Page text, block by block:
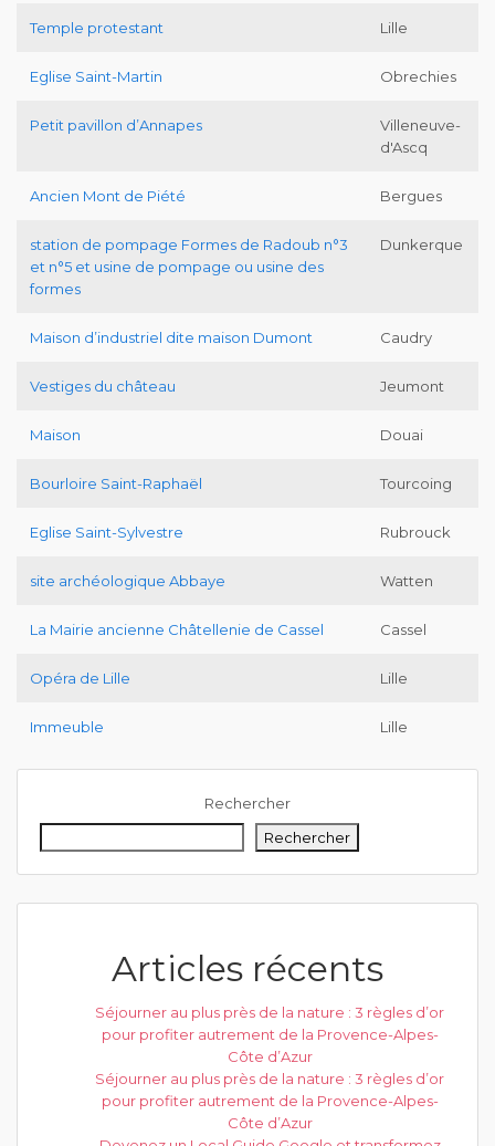
Temple protestant Lille
Eglise Saint-Martin Obrechies
Petit pavillon d’Annapes
Villeneuve-
d'Ascq
Ancien Mont de Piété Bergues
station de pompage Formes de Radoub n°3
et n°5 et usine de pompage ou usine des
formes
Dunkerque
Maison d’industriel dite maison Dumont Caudry
Vestiges du château Jeumont
Maison Douai
Bourloire Saint-Raphaël Tourcoing
Eglise Saint-Sylvestre Rubrouck
site archéologique Abbaye Watten
La Mairie ancienne Châtellenie de Cassel Cassel
Opéra de Lille Lille
Immeuble Lille
Rechercher
Rechercher
Articles récents
Séjourner au plus près de la nature : 3 règles d’or
pour profiter autrement de la Provence-Alpes-
Côte d’Azur
Séjourner au plus près de la nature : 3 règles d’or
pour profiter autrement de la Provence-Alpes-
Côte d’Azur